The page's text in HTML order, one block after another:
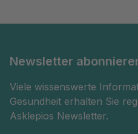
Newsletter
Viele wissenswerte
Gesundheit erhalten Sie
Asklepios Newsletter.